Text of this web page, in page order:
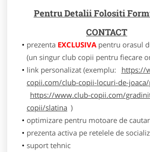
Pentru Detalii Folositi
CONTACT
prezenta EXCLUSIVApentru orasul
(un singur club copii pentru fiecare
link personalizat (exemplu:
https://
copii.com/club-copii-locuri-de-
https://www.club-copii.com/
copii/slatina )
optimizare pentru motoare de
prezenta activa pe retelele de
suport tehnic